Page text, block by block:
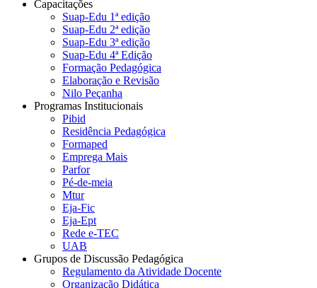
Capacitações
Suap-Edu 1ª edição
Suap-Edu 2ª edição
Suap-Edu 3ª edição
Suap-Edu 4ª Edição
Formação Pedagógica
Elaboração e Revisão
Nilo Peçanha
Programas Institucionais
Pibid
Residência Pedagógica
Formaped
Emprega Mais
Parfor
Pé-de-meia
Mtur
Eja-Fic
Eja-Ept
Rede e-TEC
UAB
Grupos de Discussão Pedagógica
Regulamento da Atividade Docente
Organização Didática